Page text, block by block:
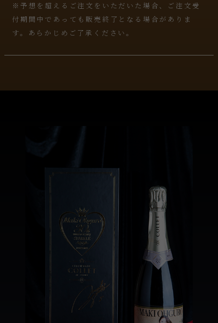
※予想を超えるご注文をいただいた場合、ご注文受
付期間中であっても販売終了となる場合がありま
す。あらかじめご了承ください。